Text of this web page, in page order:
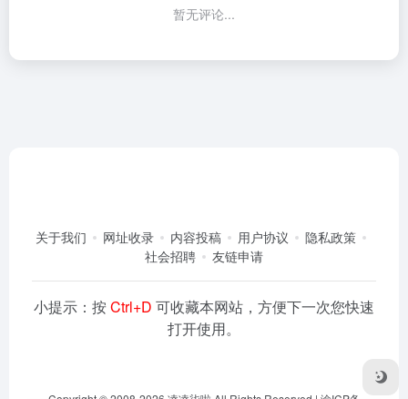
暂无评论...
关于我们 网址收录 内容投稿 用户协议
隐私政策
社会招聘
友链申请
小提示：按Ctrl+D 可收藏本网站，方便下一次您快速
打开使用。